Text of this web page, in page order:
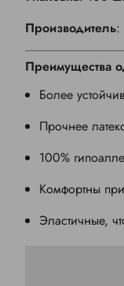
Производитель:
Преимущества
Более
Прочнее
100%
Комфортны
Эластичные,